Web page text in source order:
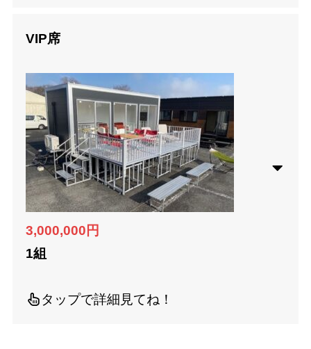
VIP席
3,000,000円
1組
タップで詳細見てね！